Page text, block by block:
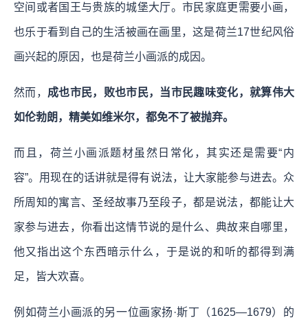
空间或者国王与贵族的城堡大厅。市民家庭更需要小画，
也乐于看到自己的生活被画在画里，这是荷兰17世纪风俗
画兴起的原因，也是荷兰小画派的成因。
然而， 成也市民，败也市民，当市民趣味变化，就算伟大
如伦勃朗，精美如维米尔，都免不了被抛弃。
而且，荷兰小画派题材虽然日常化，其实还是需要“内
容”。用现在的话讲就是得有说法，让大家能参与进去。众
所周知的寓言、圣经故事乃至段子，都是说法，都能让大
家参与进去，你看出这情节说的是什么、典故来自哪里，
他又指出这个东西暗示什么，于是说的和听的都得到满
足，皆大欢喜。
例如荷兰小画派的另一位画家扬·斯丁（1625—1679）的